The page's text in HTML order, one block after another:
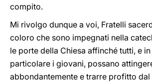
compito.
Mi rivolgo dunque a voi, Fratelli
coloro che sono impegnati nella
le porte della Chiesa affinché tutti, e
particolare i giovani, possano
abbondantemente e trarre profitto dal